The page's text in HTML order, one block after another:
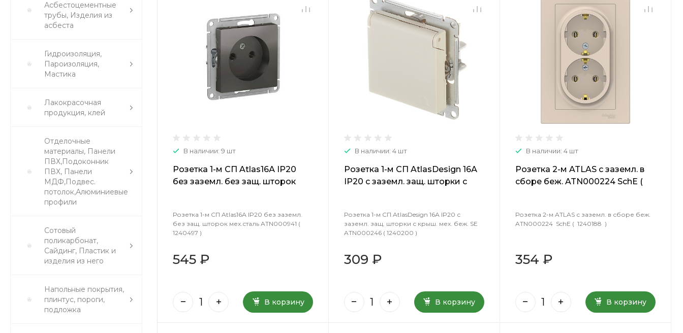
Асбестоцементные
трубы, Изделия из
асбеста
Гидроизоляция,
Пароизоляция,
Мастика
Лакокрасочная
продукция, клей
Отделочные
материалы, Панели
ПВХ,Подоконник
ПВХ, Панели
МДФ,Подвес.
потолок,Алюминиевые
профили
Сотовый
поликарбонат,
Сайдинг, Пластик и
изделия из него
Напольные покрытия,
плинтус, пороги,
подложка
В наличии: 9 шт
Розетка 1-м СП Atlas16А IP20
без заземл. без защ. шторок
Розетка 1-м СП Atlas16А IP20 без заземл.
без защ. шторок мех.сталь ATN000941 (
1240497 )
545 ₽
В корзину
В наличии: 4 шт
Розетка 1-м СП AtlasDesign 16А
IP20 с заземл. защ. шторки с
Розетка 1-м СП AtlasDesign 16А IP20 с
заземл. защ. шторки с крыш. мех. беж. SE
ATN000246 ( 1240200 )
309 ₽
В корзину
В наличии: 4 шт
Розетка 2-м ATLAS с заземл. в
сборе беж. ATN000224 SchE (
Розетка 2-м ATLAS с заземл. в сборе беж.
ATN000224 SchE ( 1240188 )
354 ₽
В корзину